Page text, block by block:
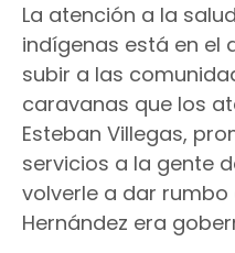
La atención a la
indígenas está en el
subir a las
caravanas que los
Esteban Villegas,
servicios a la gente
volverle a dar
Hernández era